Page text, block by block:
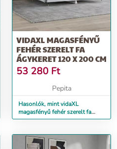
VIDAXL MAGASFÉNYŰ
FEHÉR SZERELT FA
ÁGYKERET 120 X 200 CM
53 280 Ft
Pepita
Hasonlók, mint vidaXL
magasfényű fehér szerelt fa
ágykeret 120 x 200 cm